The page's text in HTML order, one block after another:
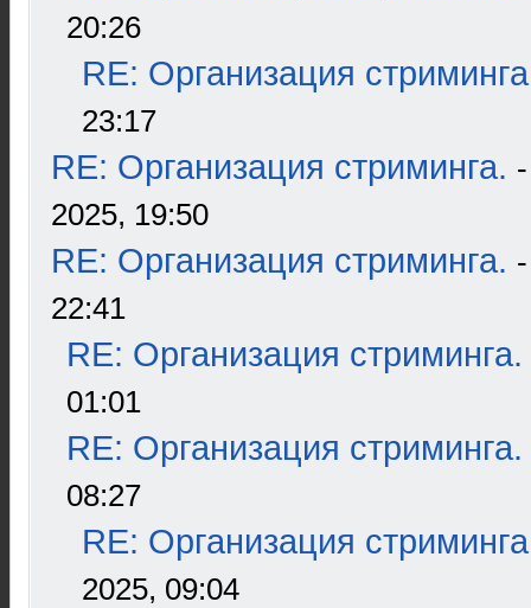
20:26
RE: Организация
23:17
RE: Организация стриминга.
2025, 19:50
RE: Организация стриминга.
22:41
RE: Организация стриминга.
01:01
RE: Организация стриминга.
08:27
RE: Организация
2025, 09:04